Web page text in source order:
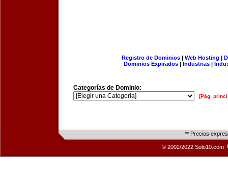
Registro de Dominios| Web Hosting |
Dominios Expirados | Industrias |
Categorías de Dominio:
[Pág.
** Precios
© 2002/2022 Solo10.com